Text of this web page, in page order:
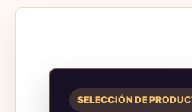
SELECCIÓN DE